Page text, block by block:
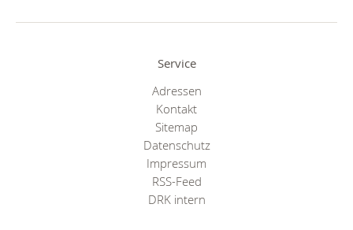
Service
Adressen
Kontakt
Sitemap
Datenschutz
Impressum
RSS-Feed
DRK intern